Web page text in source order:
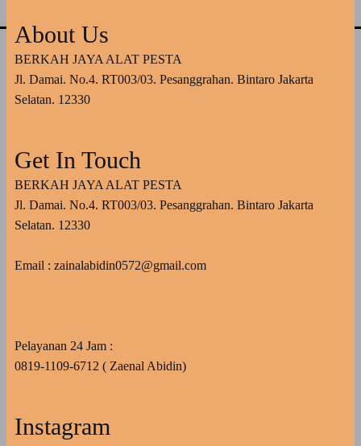
About Us
BERKAH JAYA ALAT PESTA
Jl. Damai. No.4. RT003/03. Pesanggrahan. Bintaro Jakarta
Selatan. 12330
Get In Touch
BERKAH JAYA ALAT PESTA
Jl. Damai. No.4. RT003/03. Pesanggrahan. Bintaro Jakarta
Selatan. 12330
Email : zainalabidin0572@gmail.com
Pelayanan 24 Jam :
0819-1109-6712 ( Zaenal Abidin)
Instagram